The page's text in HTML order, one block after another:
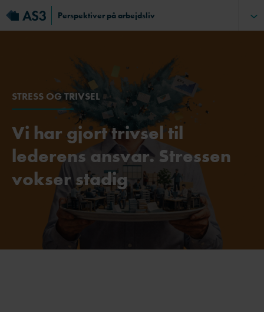
Perspektiver på arbejdsliv
STRESS OG TRIVSEL
Vi har gjort trivsel til
lederens ansvar. Stressen
vokser stadig